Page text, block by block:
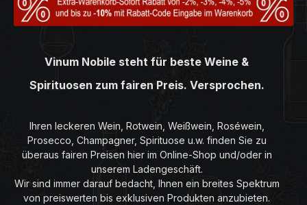
Vinum Nobile steht für beste Weine &
Spirituosen zum fairen Preis. Versprochen.
Ihren leckeren Wein, Rotwein, Weißwein, Roséwein,
Prosecco, Champagner, Spirituose u.w. finden Sie zu
überaus fairen Preisen hier im Online-Shop und/oder in
unserem Ladengeschäft.
Wir sind immer darauf bedacht, Ihnen ein breites Spektrum
von preiswerten bis exklusiven Produkten anzubieten.